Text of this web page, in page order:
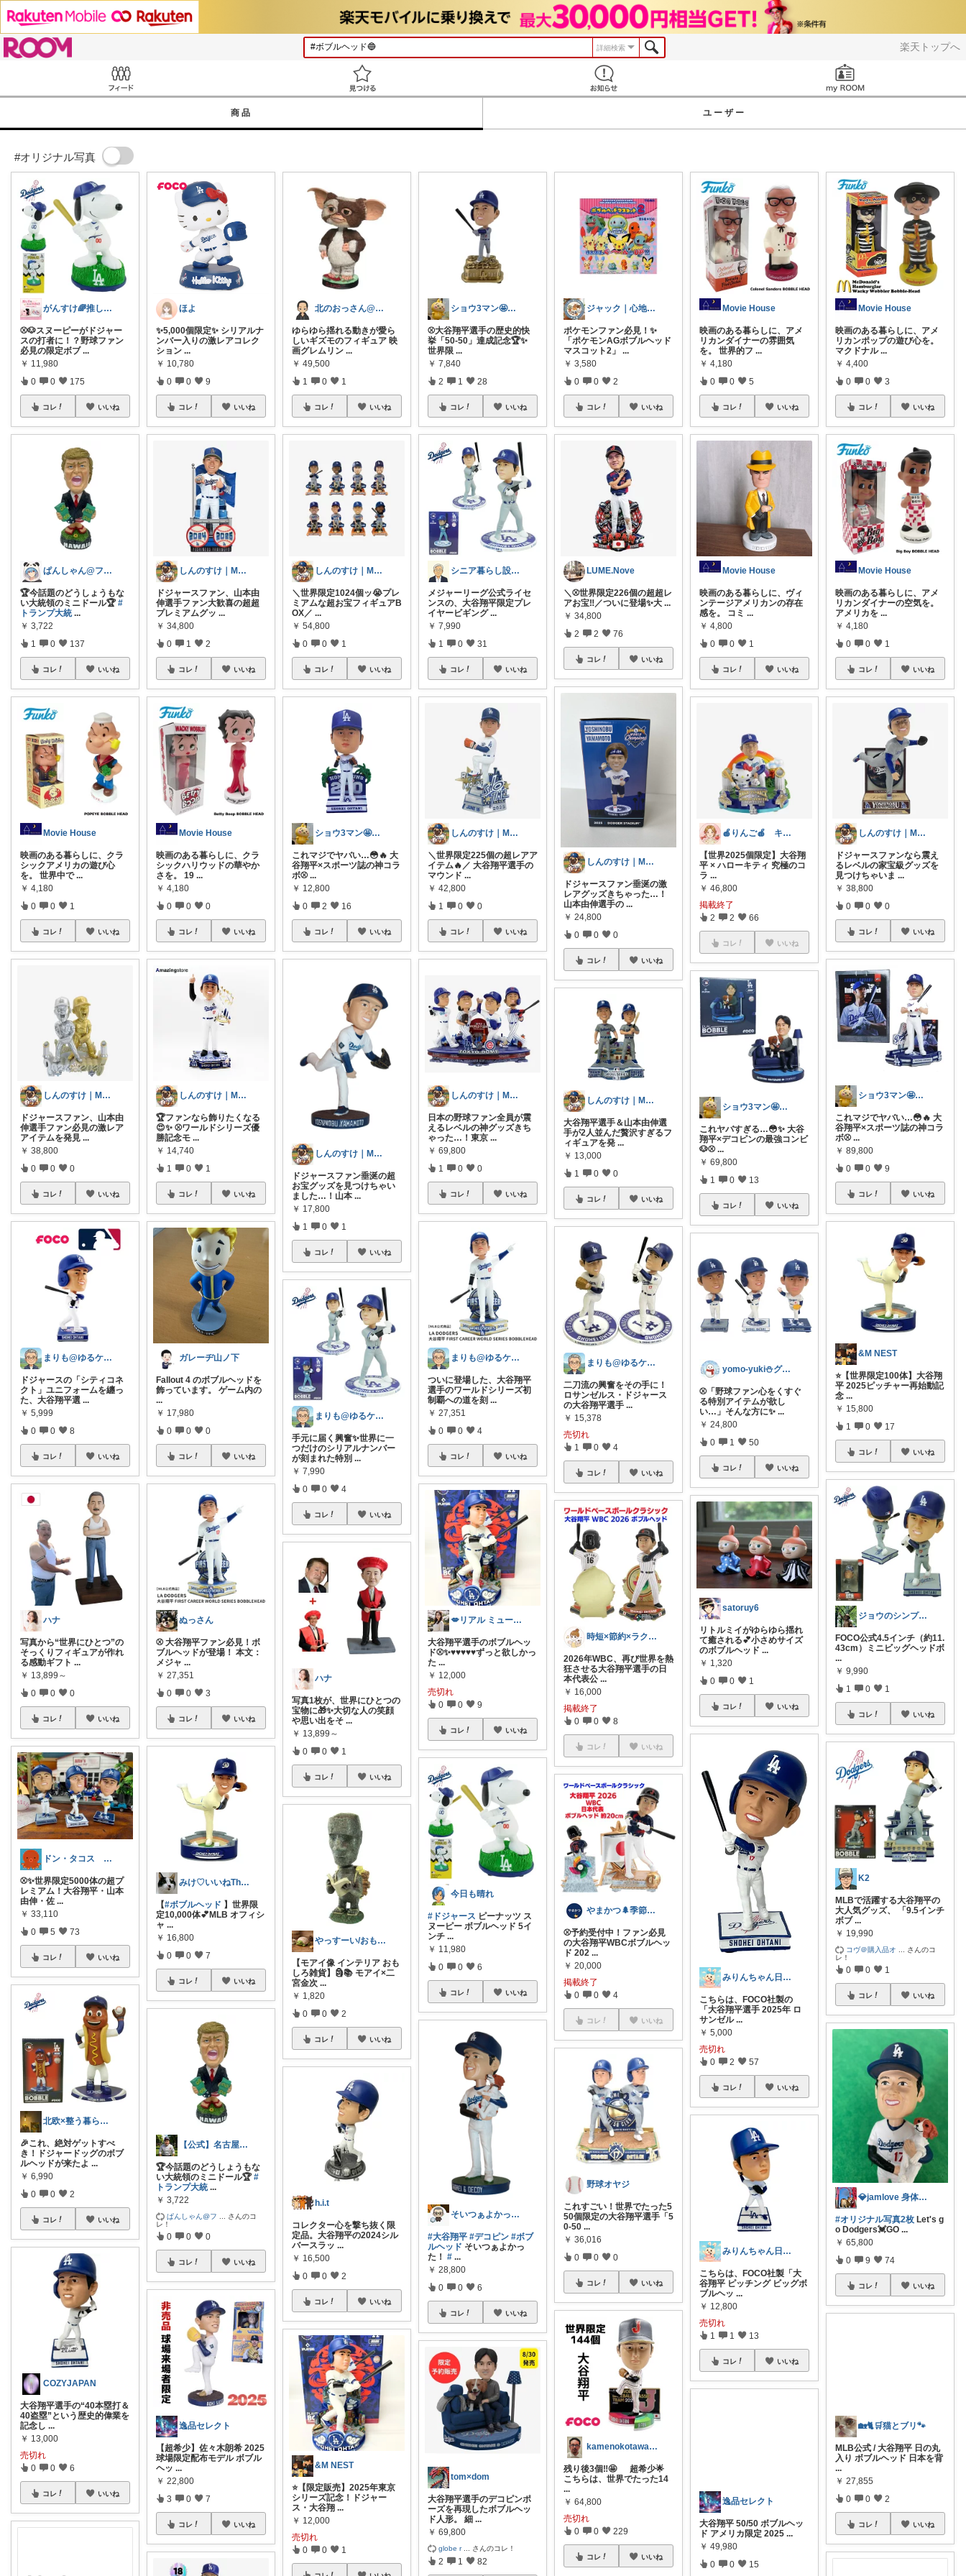
楽天トップへ
詳細検索
商品 ユーザー
#オリジナル写真
がんすけ🌈推し活×一人暮らし節約ヲタ
⚾🐶スヌーピーがドジャー
スの打者に！？野球ファン
必見の限定ボブ ...
￥ 11,980
0 0 175
コレ いいね
ぱんしゃん@フォロバ100%
🏆今話題のどうしょうもな
い大統領のミニドール🏆#
トランプ大統 ...
￥ 3,722
1 0 137
コレ いいね
Movie House
映画のある暮らしに、クラ
シックアメリカの遊び心
を。 世界中で ...
￥ 4,180
0 0 1
コレ いいね
しんのすけ｜MLB観戦記⚾
ドジャースファン、山本由
伸選手ファン必見の激レア
アイテムを発見 ...
￥ 38,800
0 0 0
コレ いいね
まりも@ゆるケア生活
ドジャースの「シティコネ
クト」ユニフォームを纏っ
た、大谷翔平選 ...
￥ 5,999
0 0 8
コレ いいね
ハナ
写真から“世界にひとつ”の
そっくりフィギュアが作れ
る感動ギフト ...
￥ 13,899～
0 0 0
コレ いいね
ドン・タコス 防災⚠️生活雑貨アウトドア
⚾️✨世界限定5000体の超プ
レミアム！大谷翔平・山本
由伸・佐 ...
￥ 33,110
0 5 73
コレ いいね
北欧×整う暮らし｜ハル
🎉これ、絶対ゲットすべ
き！ドジャードッグのボブ
ルヘッドが来たよ ...
￥ 6,990
0 0 2
コレ いいね
COZYJAPAN
大谷翔平選手の“40本塁打＆
40盗塁”という歴史的偉業を
記念し ...
￥ 13,000
売切れ
0 0 6
コレ いいね
ほよ
✨5,000個限定✨ シリアルナ
ンバー入りの激レアコレク
ション ...
￥ 10,780
0 0 9
コレ いいね
しんのすけ｜MLB観戦記⚾
ドジャースファン、山本由
伸選手ファン大歓喜の超超
プレミアムグッ ...
￥ 34,800
0 1 2
コレ いいね
Movie House
映画のある暮らしに、クラ
シックハリウッドの華やか
さを。 19 ...
￥ 4,180
0 0 0
コレ いいね
しんのすけ｜MLB観戦記⚾
🏆ファンなら飾りたくなる
😍✨ ⚾️ワールドシリーズ優
勝記念モ ...
￥ 14,740
1 0 1
コレ いいね
ガレーヂ山ノ下
Fallout 4 のボブルヘッドを
飾っています。 ゲーム内の
...
￥ 17,980
0 0 0
コレ いいね
ぬっさん
⚾️ 大谷翔平ファン必見！ボ
ブルヘッドが登場！ 本文：
メジャ ...
￥ 27,351
0 0 3
コレ いいね
みけ♡いいねThanks☆
【#ボブルヘッド 】世界限
定10,000体💕MLB オフィシ
ャ ...
￥ 16,800
0 0 7
コレ いいね
【公式】名古屋ライフ\楽天ROOM
🏆今話題のどうしょうもな
い大統領のミニドール🏆#
トランプ大統 ...
￥ 3,722
ぱんしゃん@フ
さんのコ
レ！
0 0 0
コレ いいね
逸品セレクト
【超希少】佐々木朗希 2025
球場限定配布モデル ボブル
ヘッ ...
￥ 22,800
3 0 7
コレ いいね
北のおっさん@ガジェット好き
ゆらゆら揺れる動きが愛ら
しいギズモのフィギュア 映
画グレムリン ...
￥ 49,500
1 0 1
コレ いいね
しんのすけ｜MLB観戦記⚾
＼世界限定1024個ッ😭プレ
ミアムな超お宝フィギュアB
OX／...
￥ 54,800
0 0 1
コレ いいね
ショウ3マン🤩なんとかなれ〜ッ名品
これマジでヤバい…😳🔥 大
谷翔平×スポーツ誌の神コラ
ボ⚾️...
￥ 12,800
0 2 16
コレ いいね
しんのすけ｜MLB観戦記⚾
ドジャースファン垂涎の超
お宝グッズを見つけちゃい
ました…！山本 ...
￥ 17,800
1 0 1
コレ いいね
まりも@ゆるケア生活
手元に届く興奮✨世界に一
つだけのシリアルナンバー
が刻まれた特別 ...
￥ 7,990
0 0 4
コレ いいね
ハナ
写真1枚が、世界にひとつの
宝物に🎁✨大切な人の笑顔
や思い出をそ ...
￥ 13,899～
0 0 1
コレ いいね
やっすーい/おもしろ雑貨紹介
【モアイ像 インテリア おも
しろ雑貨】🗿📚 モアイ×二
宮金次 ...
￥ 1,820
0 0 2
コレ いいね
h.i.t
コレクター心を撃ち抜く限
定品。大谷翔平の2024シル
バースラッ ...
￥ 16,500
0 0 2
コレ いいね
&M NEST
⭐️【限定販売】2025年東京
シリーズ記念！ドジャー
ス・大谷翔 ...
￥ 12,000
売切れ
0 0 1
ショウ3マン🤩なんとかなれ〜ッ名品
⚾️大谷翔平選手の歴史的快
挙「50-50」達成記念🏆✨
世界限 ...
￥ 7,840
2 1 28
コレ いいね
シニア暮らし設計ノート
メジャーリーグ公式ライセ
ンスの、大谷翔平限定プレ
イヤービギング ...
￥ 7,990
1 0 31
コレ いいね
しんのすけ｜MLB観戦記⚾
＼世界限定225個の超レアア
イテム🔥／ 大谷翔平選手の
マウンド ...
￥ 42,800
1 0 0
コレ いいね
しんのすけ｜MLB観戦記⚾
日本の野球ファン全員が震
えるレベルの神グッズきち
ゃった…！東京 ...
￥ 69,800
1 0 0
コレ いいね
まりも@ゆるケア生活
ついに登場した、大谷翔平
選手のワールドシリーズ初
制覇への道を刻 ...
￥ 27,351
0 0 4
コレ いいね
💋リアル ミューズ💋
大谷翔平選手のボブルヘッ
ド⚾️✨♥♥♥♥♥ ​ずっと欲しかっ
た ...
￥ 12,000
売切れ
0 0 9
コレ いいね
今日も晴れ
#ドジャース ピーナッツ ス
ヌーピー ボブルヘッド 5イ
ンチ...
￥ 11,980
0 0 6
コレ いいね
そいつぁよかった！
#大谷翔平 #デコピン #ボブ
ルヘッド そいつぁよかっ
た！# ...
￥ 28,800
0 0 6
コレ いいね
tom×dom
大谷翔平選手のデコピンポ
ーズを再現したボブルヘッ
ド人形。 細 ...
￥ 69,800
globe r さんのコレ！
2 1 82
ジャック｜心地いい暮らしの雑貨
ポケモンファン必見！✨
「ポケモンAGボブルヘッド
マスコット2」
...
￥ 3,580
0 0 2
コレ いいね
LUME.Nove
​＼⚾️世界限定226個の超超レ
アお宝‼️／ ​ついに登場✨大 ...
￥ 34,800
2 2 76
コレ いいね
しんのすけ｜MLB観戦記⚾
ドジャースファン垂涎の激
レアグッズきちゃった…！
山本由伸選手の ...
￥ 24,800
0 0 0
コレ いいね
しんのすけ｜MLB観戦記⚾
大谷翔平選手＆山本由伸選
手が2人並んだ贅沢すぎるフ
ィギュアを発 ...
￥ 13,000
1 0 0
コレ いいね
まりも@ゆるケア生活
二刀流の興奮をその手に！
ロサンゼルス・ドジャース
の大谷翔平選手 ...
￥ 15,378
売切れ
1 0 4
コレ いいね
時短×節約×ラクする暮らし♪
2026年WBC、再び世界を熱
狂させる大谷翔平選手の日
本代表公 ...
￥ 16,000
掲載終了
0 0 8
コレ いいね
やまかつ🌲季節のちょい推し
⚾予約受付中！ファン必見
の大谷翔平WBCボブルヘッ
ド 202 ...
￥ 20,000
掲載終了
0 0 4
コレ いいね
野球オヤジ
これすごい！世界でたった5
50個限定の大谷翔平選手「5
0-50 ...
￥ 36,016
0 0 0
コレ いいね
kamenokotawashi⭐️
残り後3個‼️🤩 超希少🌟
こちらは、世界でたった14
...
￥ 64,800
売切れ
0 0 229
コレ いいね
Movie House
映画のある暮らしに、アメ
リカンダイナーの雰囲気
を。 世界的フ ...
￥ 4,180
0 0 5
コレ いいね
Movie House
映画のある暮らしに、ヴィ
ンテージアメリカンの存在
感を。 コミ ...
￥ 4,800
0 0 1
コレ いいね
🍎りんご🍎 キティ推し｜ポイ活ママ
​【世界2025個限定】大谷翔
平 × ハローキティ 究極のコ
ラ ...
￥ 46,800
掲載終了
2 2 66
コレ いいね
ショウ3マン🤩なんとかなれ〜ッ名品
これヤバすぎる…😳✨ 大谷
翔平×デコピンの最強コンビ
🐶⚾️ ...
￥ 69,800
1 0 13
コレ いいね
yomo-yuki⛄グルメRoom
⚾「野球ファン心をくすぐ
る特別アイテムが欲し
い…」そんな方に✨ ...
￥ 24,800
0 1 50
コレ いいね
satoruy6
リトルミイがゆらゆら揺れ
て癒される💕小さめサイズ
のボブルヘッド ...
￥ 1,320
0 0 1
コレ いいね
みりんちゃん日曜品専門店
こちらは、FOCO社製の
「大谷翔平選手 2025年 ロ
サンゼル ...
￥ 5,000
売切れ
0 2 57
コレ いいね
みりんちゃん日曜品専門店
こちらは、FOCO社製「大
谷翔平 ピッチング ビッグボ
ブルヘッ ...
￥ 12,800
売切れ
1 1 13
コレ いいね
逸品セレクト
Movie House
映画のある暮らしに、アメ
リカンポップの遊び心を。
マクドナル ...
￥ 4,400
0 0 3
コレ いいね
Movie House
映画のある暮らしに、アメ
リカンダイナーの空気を。
アメリカを ...
￥ 4,180
0 0 1
コレ いいね
しんのすけ｜MLB観戦記⚾
ドジャースファンなら震え
るレベルの家宝級グッズを
見つけちゃいま ...
￥ 38,800
0 0 0
コレ いいね
ショウ3マン🤩なんとかなれ〜ッ名品
これマジでヤバい…😳🔥 大
谷翔平×スポーツ誌の神コラ
ボ⚾️...
￥ 89,800
0 0 9
コレ いいね
&M NEST
⭐️【世界限定100体】大谷翔
平 2025ピッチャー再始動記
念 ...
￥ 15,800
1 0 17
コレ いいね
ジョウのシンプルで心地よいくらし
FOCO公式4.5インチ（約11.
43cm）ミニビッグヘッドボ
...
￥ 9,990
1 0 1
コレ いいね
K2
MLBで活躍する大谷翔平の
大人気グッズ、 「9.5インチ
ボブ ...
￥ 19,990
コヴ＠購入品オ
さんのコ
レ！
0 0 1
コレ いいね
💎jamlove 身体に優しく
#オリジナル写真2枚 Let's g
o Dodgers💓GO ...
￥ 65,800
0 9 74
コレ いいね
🏡🐈🛒猫とブリ🐾
MLB公式 / 大谷翔平 日の丸
入り ボブルヘッド 日本を背
...
￥ 27,855
0 0